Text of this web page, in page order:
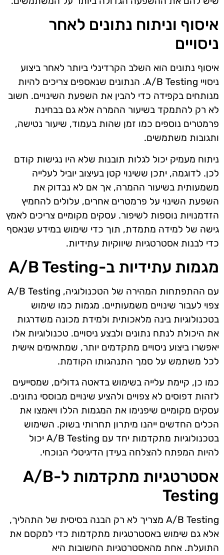
איסוף וניתוח נתונים לאחר
ניסויים
איסוף נתונים הוא השלב הקרדינלי ביותר לאחר ביצוע
ניסויי A/B Testing. הנתונים שנאספים צריכים להיות
מנותחים בקפידה כדי להבין את השפעת השינויים. חשוב
לא רק להתמקד בשיעור ההמרה אלא גם בבחינת
פרמטרים נוספים כמו זמן שהות בעמוד, שיעור נטישה,
ותגובות משתמשים.
ניתוח מעמיק יכול לגלות תובנות שלא היו נגישות קודם
לכן. לדוגמה, יתכן ששינוי קטן בעיצוב יוביל לעלייה
משמעותית בשיעור ההמרה, אך אם לא נבדוק את
השפעת השינוי על פרמטרים אחרים, עלולים להחמיץ
הזדמנויות נוספות לשיפור. עסקים מקומיים צריכים לאמץ
גישה של למידה מתמדת, תוך כדי שימוש במידע שנאסף
כדי לבנות אסטרטגיות שיווקיות עתידיות.
מגמות עתידיות ב-A/B Testing
עם ההתפתחות המהירה של הטכנולוגיה, A/B Testing
צפוי לעבור שינויים משמעותיים. מגמות כמו שימוש
בטכנולוגיות בינה מלאכותית ולמידת מכונה משדרגות
את היכולת לנתח נתונים ולבצע ניסויים. טכנולוגיות אלו
יאפשרו ביצוע ניסויים מתקדמים יותר, שמתאימים אישית
לכל משתמש על סמך התנהגותו הקודמת.
כמו כן, קיימת עלייה בשימוש בדאטה גדולים, שמסייעים
לזהות דפוסים לא צפויים ולהציע שינויים מבוססי נתונים.
עסקים מקומיים שיפנימו את המגמות הללו ויאמצו את
הכלים החדשים ייהנו מיתרון תחרותי בשוק. השימוש
בטכנולוגיות מתקדמות יחד עם A/B Testing יכול
להיות המפתח להצלחה בעידן הדיגיטלי הנוכחי.
אסטרטגיות מתקדמות ל-A/B
Testing
A/B Testing מצריך לא רק הבנה בסיסית של התהליך,
אלא גם שימוש באסטרטגיות מתקדמות כדי למקסם את
התועלת. אחת מהאסטרטגיות החשובות היא